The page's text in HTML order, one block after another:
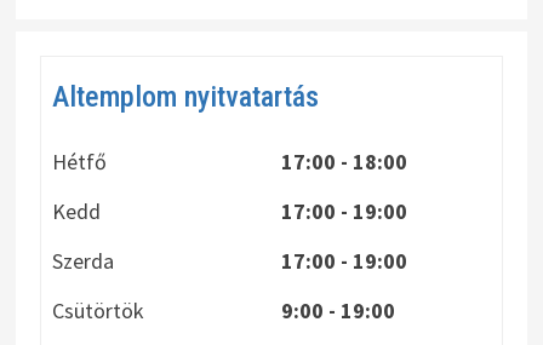
Altemplom nyitvatartás
Hétfő
17:00 - 18:00
Kedd
17:00 - 19:00
Szerda
17:00 - 19:00
Csütörtök
9:00 - 19:00